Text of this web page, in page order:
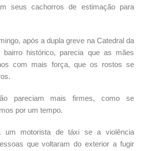
seus cachorros de estimação para
após a dupla greve na Catedral da
bairro histórico, parecia que as mães
com mais força, que os rostos se
pareciam mais firmes, como se
por um tempo.
um motorista de táxi se a violência
que voltaram do exterior a fugir